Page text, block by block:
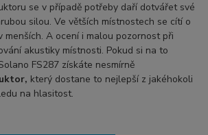
se v případě potřeby daří dotvářet své
silou. Ve větších místnostech se cítí o
menších. A ocení i malou pozornost při
akustiky místnosti. Pokud si na to
FS287 získáte nesmírně
který dostane to nejlepší z jakéhokoli
na hlasitost.